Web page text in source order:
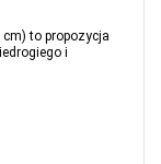
to propozycja
i